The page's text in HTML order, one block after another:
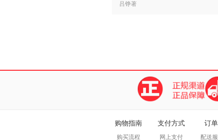
吕铮著
购物指南
购买流程
支付方式
网上支付
订
配送